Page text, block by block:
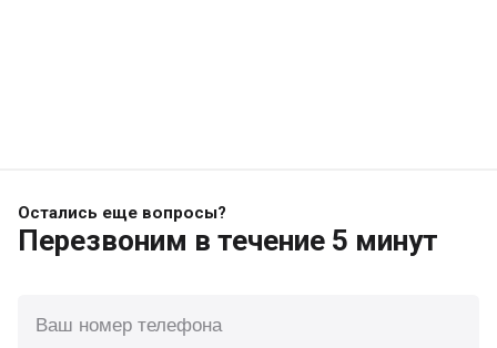
Остались еще вопросы?
Перезвоним в течение 5 минут